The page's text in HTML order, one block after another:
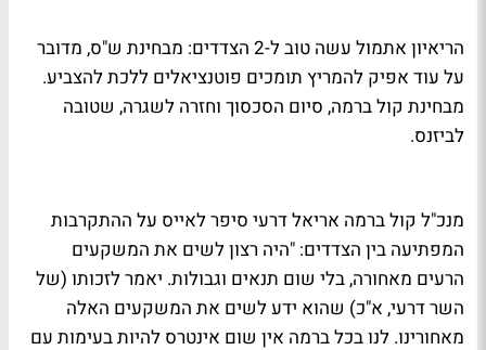
הריאיון אתמול עשה טוב ל-2 הצדדים: מבחינת ש"ס, מדובר
על עוד אפיק להמריץ תומכים פוטנציאלים ללכת להצביע.
מבחינת קול ברמה, סיום הסכסוך וחזרה לשגרה, שטובה
לביזנס.
מנכ"ל קול ברמה אריאל דרעי סיפר לאייס על ההתקרבות
המפתיעה בין הצדדים: "היה רצון לשים את המשקעים
הרעים מאחורה, בלי שום תנאים וגבולות. יאמר לזכותו (של
השר דרעי, א"כ) שהוא ידע לשים את המשקעים האלה
מאחורינו. לנו בכל ברמה אין שום אינטרס להיות בעימות עם